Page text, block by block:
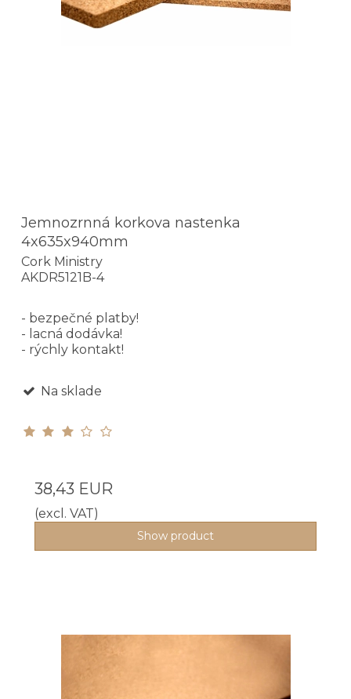
Jemnozrnná korkova nastenka
4x635x940mm
Cork Ministry
AKDR5121B-4
- bezpečné platby!
- lacná dodávka!
- rýchly kontakt!
Na sklade
38,43 EUR
(excl. VAT)
Show product